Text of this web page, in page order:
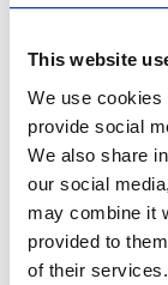
This website
We use cookies
provide social
We also share
our social
may combine it
provided to
of their services.
Byggeprojekt,
Entdecken Sie